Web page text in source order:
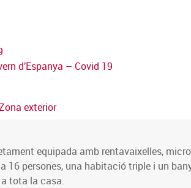
d’Espanya – Covid 19
exterior
equipada amb rentavaixelles,
16 persones, una habitació triple i un
tota la casa.